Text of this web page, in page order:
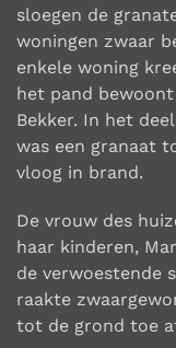
sloegen de
woningen zwaar
enkele woning
het pand
Bekker. In het
was een granaat
vloog in brand.
De vrouw des
haar kinderen,
de verwoestende
raakte
tot de grond toe